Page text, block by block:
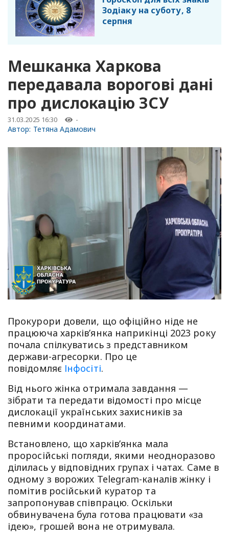
Зодіаку на суботу, 8
серпня
Мешканка Харкова
передавала ворогові дані
про дислокацію ЗСУ
31.03.2025 16:30 -
Автор: Тетяна Адамович
Прокурори довели, що офіційно ніде не
працююча харків’янка наприкінці 2023 року
почала спілкуватись з представником
держави-агресорки. Про це
повідомляє Інфосіті.
Від нього жінка отримала завдання —
зібрати та передати відомості про місце
дислокації українських захисників за
певними координатами.
Встановлено, що харків’янка мала
проросійські погляди, якими неодноразово
ділилась у відповідних групах і чатах. Саме в
одному з ворожих Telegram-каналів жінку і
помітив російський куратор та
запропонував співпрацю. Оскільки
обвинувачена була готова працювати «за
ідею», грошей вона не отримувала.